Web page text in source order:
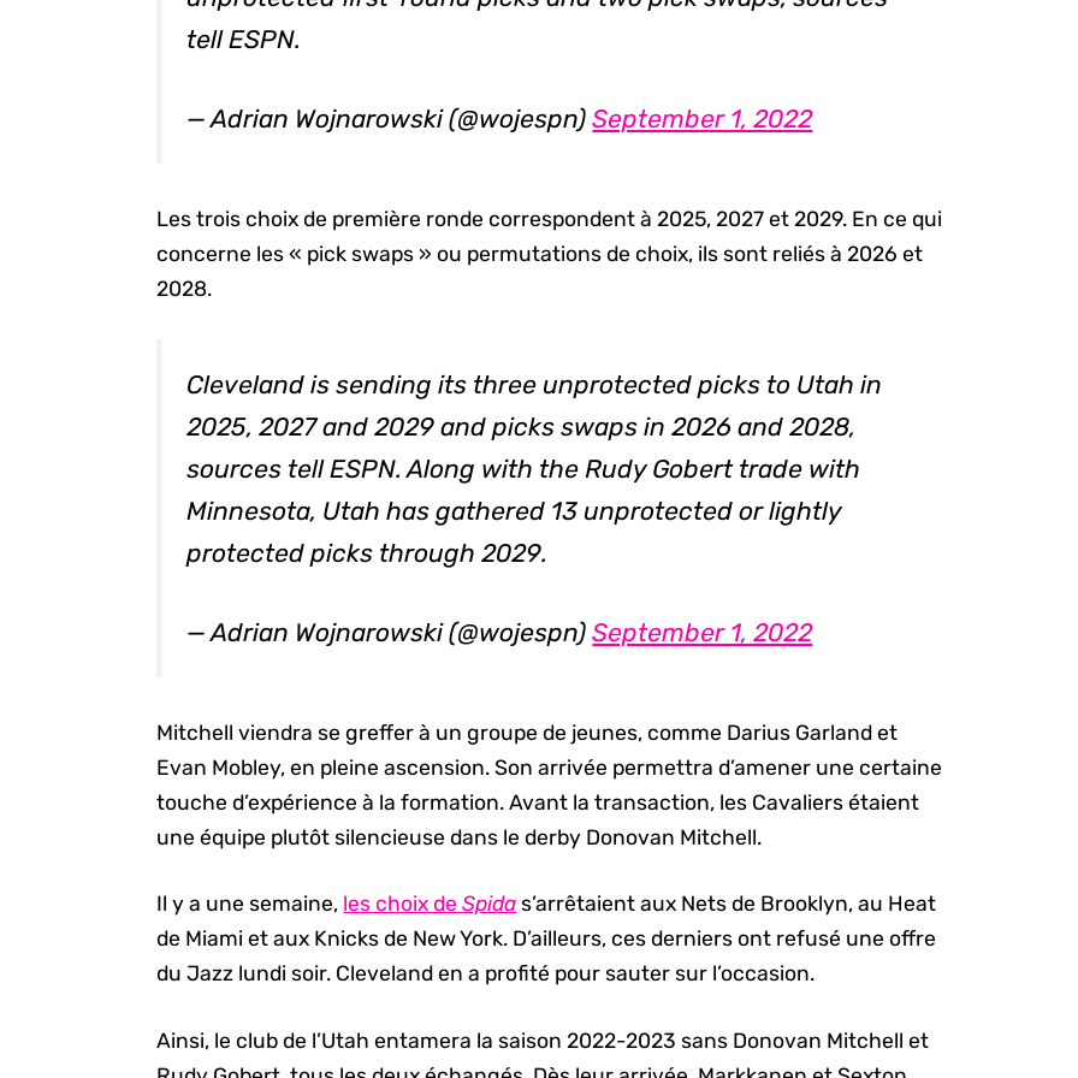
tell ESPN.
— Adrian Wojnarowski (@wojespn)September 1, 2022
Les trois choix de première ronde correspondent à 2025, 2027 et 2029. En ce qui
concerne les « pick swaps » ou permutations de choix, ils sont reliés à 2026 et
2028.
Cleveland is sending its three unprotected picks to Utah in
2025, 2027 and 2029 and picks swaps in 2026 and 2028,
sources tell ESPN. Along with the Rudy Gobert trade with
Minnesota, Utah has gathered 13 unprotected or lightly
protected picks through 2029.
— Adrian Wojnarowski (@wojespn)September 1, 2022
Mitchell viendra se greffer à un groupe de jeunes, comme Darius Garland et
Evan Mobley, en pleine ascension. Son arrivée permettra d’amener une certaine
touche d’expérience à la formation. Avant la transaction, les Cavaliers étaient
une équipe plutôt silencieuse dans le derby Donovan Mitchell.
Il y a une semaine, les choix deSpida s’arrêtaient aux Nets de Brooklyn, au Heat
de Miami et aux Knicks de New York. D’ailleurs, ces derniers ont refusé une offre
du Jazz lundi soir. Cleveland en a profité pour sauter sur l’occasion.
Ainsi, le club de l’Utah entamera la saison 2022-2023 sans Donovan Mitchell et